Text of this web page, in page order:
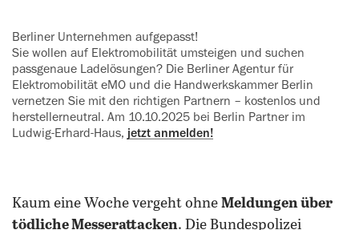
Berliner Unternehmen aufgepasst!
Sie wollen auf Elektromobilität ‍umsteigen und suchen
passgenaue Ladelösungen? Die Berliner Agentur für
Elektromobilität eMO und die Handwerkskammer Berlin
vernetzen Sie mit den richtigen Partnern – kostenlos und
herstellerneutral. Am 10.10.2025 bei Berlin Partner im
Ludwig-Erhard-Haus, jetzt anmelden!
Kaum eine Woche vergeht ohne Meldungen über
tödliche Messerattacken. Die Bundespolizei